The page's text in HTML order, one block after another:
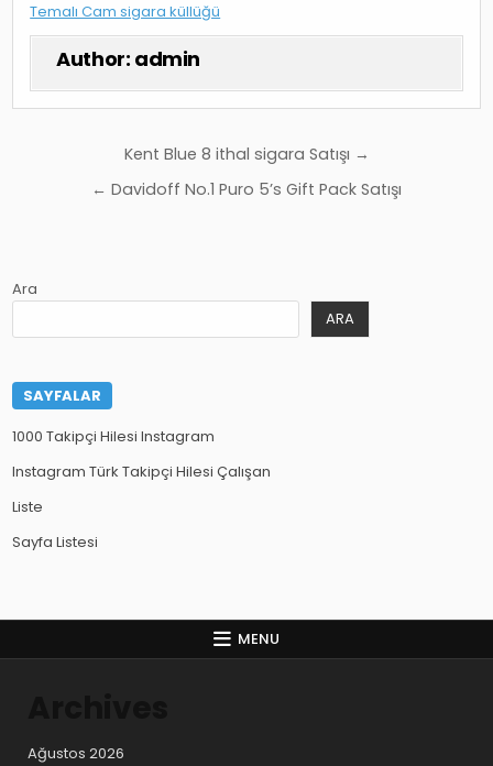
Temalı Cam sigara küllüğü
Author: admin
gezinmesi
Kent Blue 8 ithal sigara Satışı →
← Davidoff No.1 Puro 5’s Gift Pack Satışı
Ara
ARA
SAYFALAR
1000 Takipçi Hilesi Instagram
Instagram Türk Takipçi Hilesi Çalışan
Liste
Sayfa Listesi
MENU
Ağustos 2026